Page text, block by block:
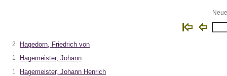
2 Hagedorn, Friedrich von
1 Hagemeister, Johann
1 Hagemeister, Johann Henrich